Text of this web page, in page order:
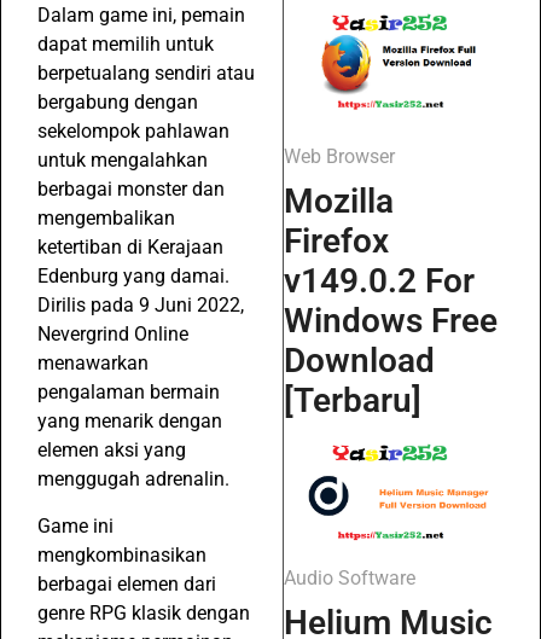
Dalam game ini, pemain
dapat memilih untuk
berpetualang sendiri atau
bergabung dengan
sekelompok pahlawan
untuk mengalahkan
berbagai monster dan
mengembalikan
ketertiban di Kerajaan
Edenburg yang damai.
Dirilis pada 9 Juni 2022,
Nevergrind Online
menawarkan
pengalaman bermain
yang menarik dengan
elemen aksi yang
menggugah adrenalin.
Game ini
mengkombinasikan
berbagai elemen dari
genre RPG klasik dengan
Web Browser
Mozilla
Firefox
v149.0.2 For
Windows Free
Download
[Terbaru]
Audio Software
Helium Music